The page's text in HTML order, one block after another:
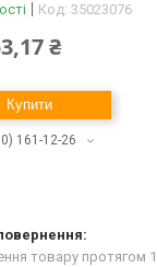
Код: 35023076
₴
Купити
161-12-26
товару протягом